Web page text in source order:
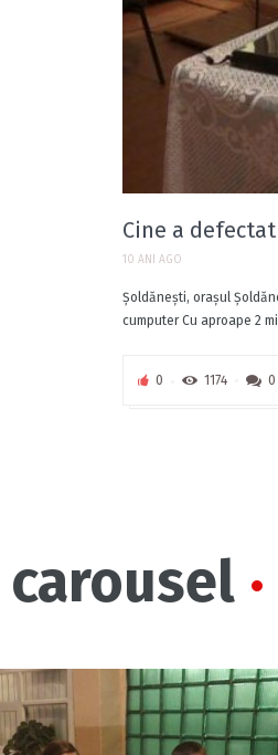
Cine a
10 ANI AGO
Şoldăneşti, oraşul
cumputer Cu aproape 2
0 1174 0